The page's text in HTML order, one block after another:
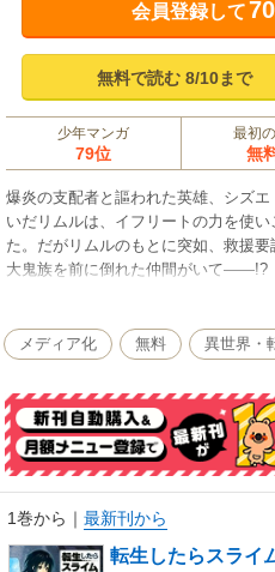
会員登録して
無料で読む 8/10まで
少年マンガ
79位
最初
無
爆炎の支配者と謳われた英雄、シズ
いだリムルは、イフリートの力を使
た。だがリムルのもとに突如、救援要
大鬼族を前に倒れた仲間がいて――!?
メディア化 無料 異世界・
1巻から ｜ 最新刊から
転生したらスライ